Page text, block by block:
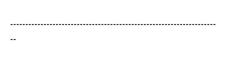
--------------------------------------------------------------------
--